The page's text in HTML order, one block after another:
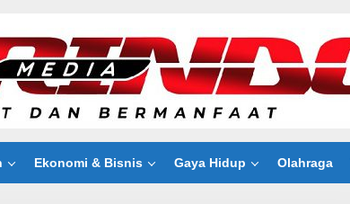
Ekonomi & Bisnis Gaya Hidup Olahraga